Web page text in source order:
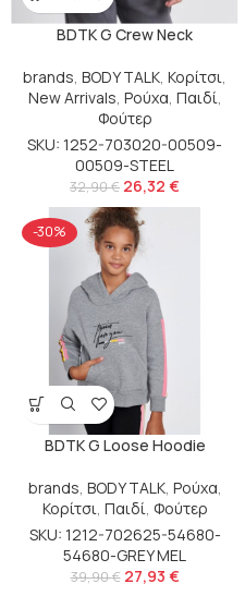
BDTK G Crew Neck
brands BODY TALK Κορίτσι
New Arrivals Ρούχα Παιδί
Φούτερ
SKU: 1252-703020-00509-
00509-STEEL
32,90€ 26,32 €
BDTK G Loose Hoodie
brands BODY TALK, Ρούχα
Κορίτσι Παιδί Φούτερ
SKU: 1212-702625-54680-
54680-GREY MEL
39,90€ 27,93 €
-30%